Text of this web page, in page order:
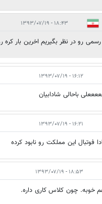
۱۸:۴۳ - ۱۳۹۳/۰۷/۱۹
نظر بگیریم اخرین بار کره رو 1 بر صفر بردیم.اونم چه
۱۶:۱۲ - ۱۳۹۳/۰۷/۱۹
باحالی شادابیان
۱۶:۲۱ - ۱۳۹۳/۰۷/۱۹
فوتبال این مملکت رو نابود کرده
۱۸:۵۳ - ۱۳۹۳/۰۷/۱۹
خوبه. چون کلاس کاری داره.